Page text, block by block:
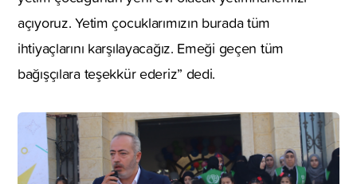
açıyoruz. Yetim çocuklarımızın burada tüm
ihtiyaçlarını karşılayacağız. Emeği geçen tüm
bağışçılara teşekkür ederiz” dedi.